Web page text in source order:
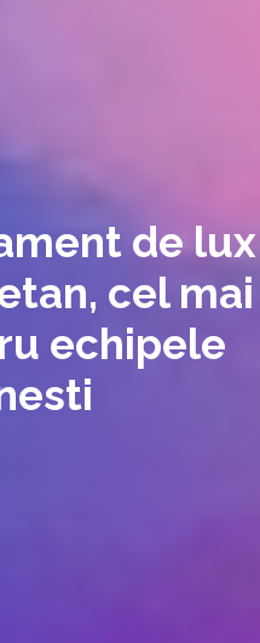
de lux
cel mai
echipele